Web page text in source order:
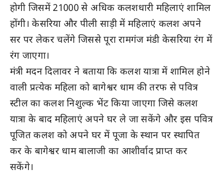
होगी जिसमें 21000 से अधिक कलशधारी महिलाएं शामिल
होंगी। केसरिया और पीली साड़ी में महिलाएं कलश अपने
सर पर लेकर चलेंगे जिससे पूरा रामगंज मंडी केसरिया रंग में
रंग जाएगा।
मंत्री मदन दिलावर ने बताया कि कलश यात्रा में शामिल होने
वाली प्रत्येक महिला को बागेश्वर धाम की तरफ से पवित्र
स्टील का कलश निशुल्क भेंट किया जाएगा जिसे कलश
यात्रा के बाद महिलाएं अपने घर ले जा सकेंगे और इस पवित्र
पूजित कलश को अपने घर में पूजा के स्थान पर स्थापित
कर के बागेश्वर धाम बालाजी का आशीर्वाद प्राप्त कर
सकेंगे।